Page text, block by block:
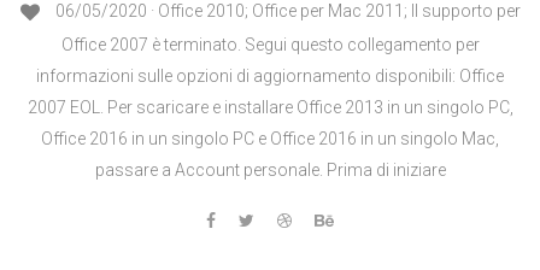
06/05/2020 · Office 2010; Office per Mac 2011; Il supporto per
Office 2007 è terminato. Segui questo collegamento per
informazioni sulle opzioni di aggiornamento disponibili: Office
2007 EOL. Per scaricare e installare Office 2013 in un singolo PC,
Office 2016 in un singolo PC e Office 2016 in un singolo Mac,
passare a Account personale. Prima di iniziare